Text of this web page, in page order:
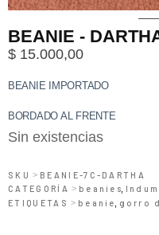
0
BEANIE -
$ 15.000,00
BEANIE IMPORTADO
BORDADO AL FRENTE
Sin existencias
SKU > BEANIE-7C-DARTHA
CATEGORÍA > beanies,
ETIQUETAS > beanie gorro